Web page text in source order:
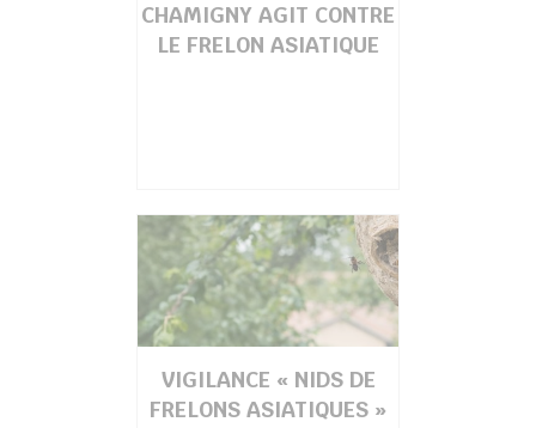
CHAMIGNY AGIT CONTRE
LE FRELON ASIATIQUE
VIGILANCE « NIDS DE
FRELONS ASIATIQUES »